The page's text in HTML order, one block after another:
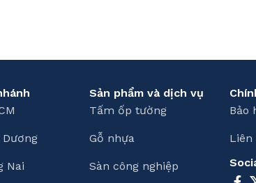
Dương
Nai
Sản phẩm và dịch vụ
Tấm ốp tường
Gỗ nhựa
Sàn công nghiệp
Bảo
Liên